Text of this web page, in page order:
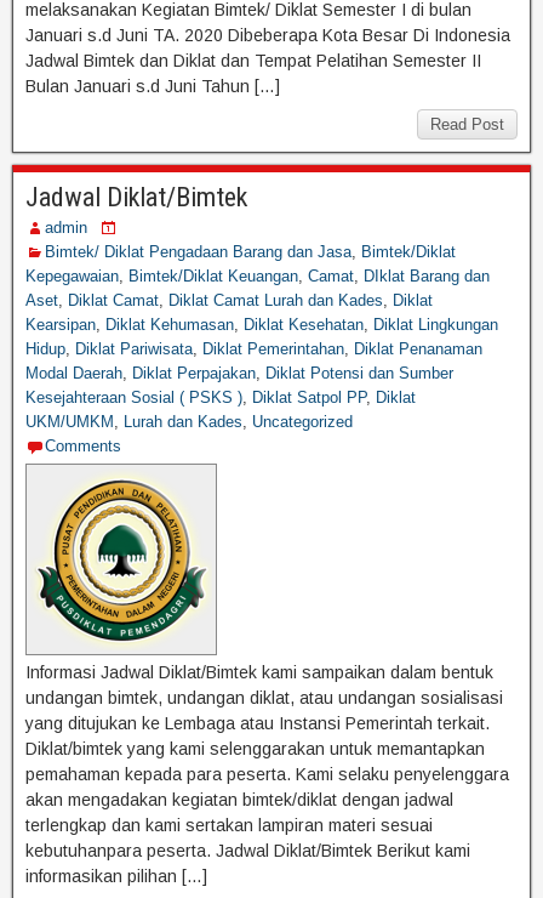
melaksanakan Kegiatan Bimtek/ Diklat Semester I di bulan
Januari s.d Juni TA. 2020 Dibeberapa Kota Besar Di Indonesia
Jadwal Bimtek dan Diklat dan Tempat Pelatihan Semester II
Bulan Januari s.d Juni Tahun […]
Read Post
Jadwal Diklat/Bimtek
admin
Bimtek/ Diklat Pengadaan Barang dan Jasa, Bimtek/Diklat
Kepegawaian, Bimtek/Diklat Keuangan, Camat, DIklat Barang dan
Aset, Diklat Camat, Diklat Camat Lurah dan Kades, Diklat
Kearsipan, Diklat Kehumasan, Diklat Kesehatan, Diklat Lingkungan
Hidup, Diklat Pariwisata, Diklat Pemerintahan, Diklat Penanaman
Modal Daerah, Diklat Perpajakan, Diklat Potensi dan Sumber
Kesejahteraan Sosial ( PSKS ), Diklat Satpol PP, Diklat
UKM/UMKM , Lurah dan Kades, Uncategorized
Comments
Informasi Jadwal Diklat/Bimtek kami sampaikan dalam bentuk
undangan bimtek, undangan diklat, atau undangan sosialisasi
yang ditujukan ke Lembaga atau Instansi Pemerintah terkait.
Diklat/bimtek yang kami selenggarakan untuk memantapkan
pemahaman kepada para peserta. Kami selaku penyelenggara
akan mengadakan kegiatan bimtek/diklat dengan jadwal
terlengkap dan kami sertakan lampiran materi sesuai
kebutuhanpara peserta. Jadwal Diklat/Bimtek Berikut kami
informasikan pilihan […]